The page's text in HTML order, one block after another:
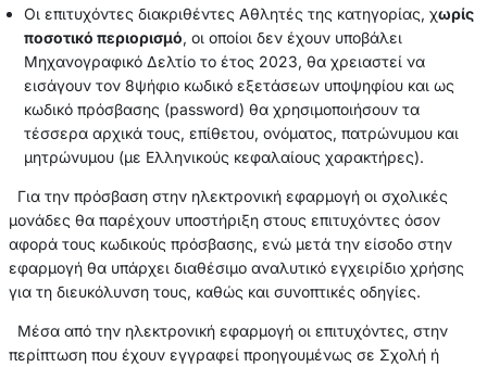
Οι επιτυχόντες διακριθέντες Αθλητές της κατηγορίας, χωρίς
ποσοτικό περιορισμό, οι οποίοι δεν έχουν υποβάλει
Μηχανογραφικό Δελτίο το έτος 2023, θα χρειαστεί να
εισάγουν τον 8ψήφιο κωδικό εξετάσεων υποψηφίου και ως
κωδικό πρόσβασης (password) θα χρησιμοποιήσουν τα
τέσσερα αρχικά τους, επίθετου, ονόματος, πατρώνυμου και
μητρώνυμου (με Ελληνικούς κεφαλαίους χαρακτήρες).
Για την πρόσβαση στην ηλεκτρονική εφαρμογή οι σχολικές
μονάδες θα παρέχουν υποστήριξη στους επιτυχόντες όσον
αφορά τους κωδικούς πρόσβασης, ενώ μετά την είσοδο στην
εφαρμογή θα υπάρχει διαθέσιμο αναλυτικό εγχειρίδιο χρήσης
για τη διευκόλυνση τους, καθώς και συνοπτικές οδηγίες.
Μέσα από την ηλεκτρονική εφαρμογή οι επιτυχόντες, στην
περίπτωση που έχουν εγγραφεί προηγουμένως σε Σχολή ή